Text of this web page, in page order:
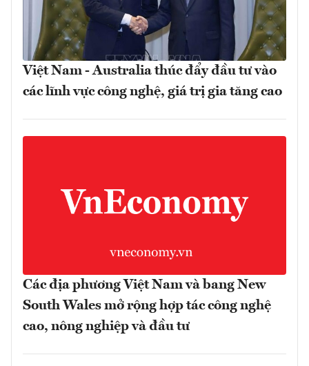
Việt Nam - Australia thúc đẩy đầu tư vào
các lĩnh vực công nghệ, giá trị gia tăng cao
Các địa phương Việt Nam và bang New
South Wales mở rộng hợp tác công nghệ
cao, nông nghiệp và đầu tư